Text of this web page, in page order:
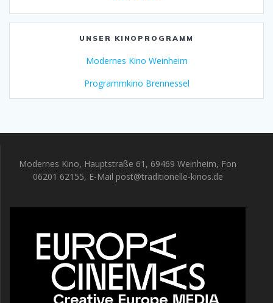
UNSER KINOPROGRAMM
Modernes Kino Weinheim
Programmkino Brennessel
Modernes Kino, Hauptstraße 61, 69469 Weinheim, Fon
06201 62155, E-Mail post@traditionelle-kinos.de